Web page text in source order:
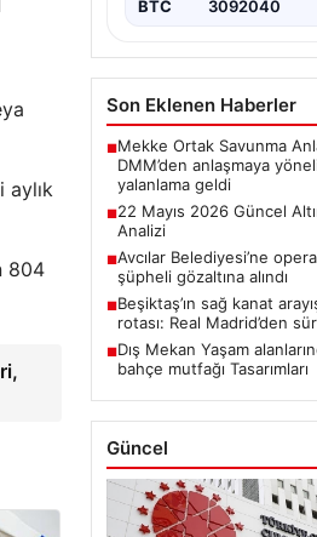
aylık
804
BTC 3092040
Son Eklenen Haberler
■Mekke Ortak Savunma
DMM’den anlaşmaya
yalanlama geldi
■22 Mayıs 2026 Güncel
Analizi
■Avcılar Belediyesi’ne
şüpheli gözaltına alındı
■Beşiktaş’ın sağ kanat
rotası: Real Madrid’den
■Dış Mekan Yaşam
bahçe mutfağı Tasarımları
Güncel